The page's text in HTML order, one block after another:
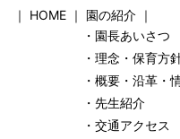
｜ HOME ｜ 園の紹介 ｜
・園長あいさつ
・理念・保育方
・概要・沿革・
・先生紹介
・交通アクセス